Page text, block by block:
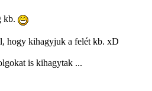
kb.
hogy kihagyjuk a felét kb. xD
is kihagytak ...